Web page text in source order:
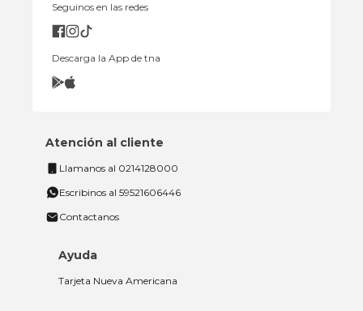
Seguinos en las redes
Descarga la App de tna
Atención al cliente
Llamanos al 0214128000
Escribinos al 59521606446
Contactanos
Ayuda
Tarjeta Nueva Americana